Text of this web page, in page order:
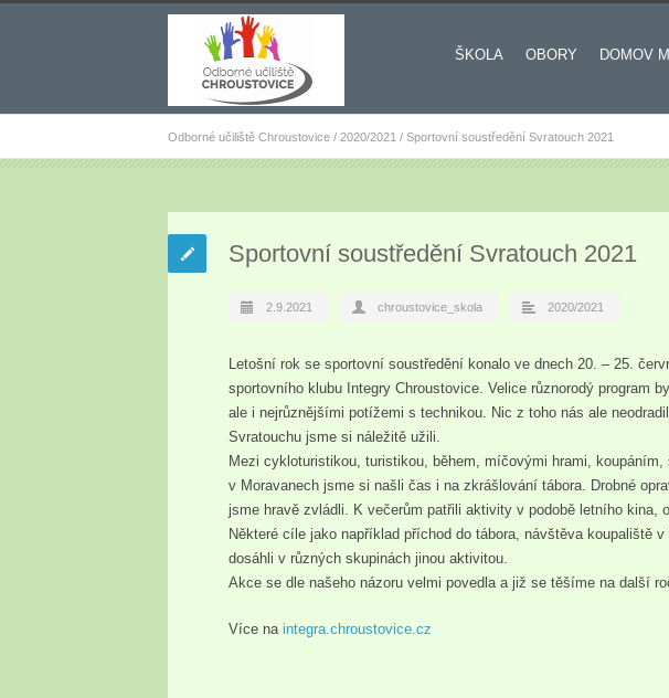
ŠKOLA OBORY DOMOV
Odborné učiliště Chroustovice / 2020/2021 / Sportovní soustředění Svratouch 2021
Sportovní soustředění Svratouch 2021
2.9.2021 chroustovice_skola 2020/2021
Letošní rok se sportovní soustředění konalo ve dnech 20. – 25.
sportovního klubu Integry Chroustovice. Velice různorodý program
ale i nejrůznějšími potížemi s technikou. Nic z toho nás ale
Svratouchu jsme si náležitě užili.
Mezi cykloturistikou, turistikou, během, míčovými hrami,
v Moravanech jsme si našli čas i na zkrášlování tábora. Drobné
jsme hravě zvládli. K večerům patřili aktivity v podobě letního kina,
Některé cíle jako například příchod do tábora, návštěva koupaliště
dosáhli v různých skupinách jinou aktivitou.
Akce se dle našeho názoru velmi povedla a již se těšíme na další
Více na integra.chroustovice.cz